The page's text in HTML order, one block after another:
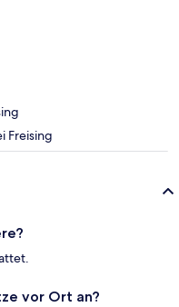
Freising
vor Ort an?